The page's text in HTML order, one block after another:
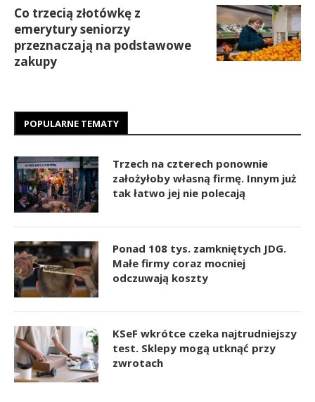
Co trzecią złotówkę z
emerytury seniorzy
przeznaczają na podstawowe
zakupy
POPULARNE TEMATY
Trzech na czterech ponownie
założyłoby własną firmę. Innym już
tak łatwo jej nie polecają
Ponad 108 tys. zamkniętych JDG.
Małe firmy coraz mocniej
odczuwają koszty
KSeF wkrótce czeka najtrudniejszy
test. Sklepy mogą utknąć przy
zwrotach